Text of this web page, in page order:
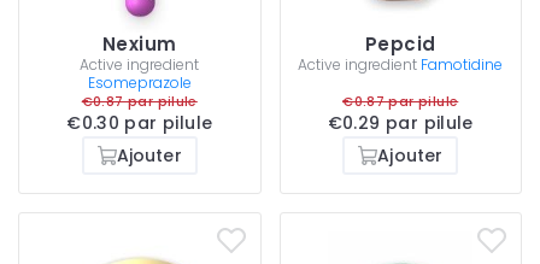
Nexium
Active ingredient
Esomeprazole
€0.87 par pilule
€0.30 par pilule
Ajouter
Pepcid
Active ingredient Famotidine
€0.87 par pilule
€0.29 par pilule
Ajouter